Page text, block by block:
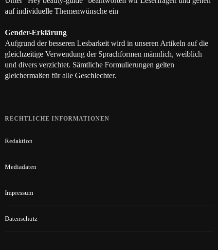
auf individuelle Themenwünsche ein
Gender-Erklärung
Aufgrund der besseren Lesbarkeit wird in unseren Artikeln auf die
gleichzeitige Verwendung der Sprachformen männlich, weiblich
und divers verzichtet. Sämtliche Formulierungen gelten
gleichermaßen für alle Geschlechter.
RECHTLICHE INFORMATIONEN
Redaktion
Mediadaten
Impressum
Datenschutz